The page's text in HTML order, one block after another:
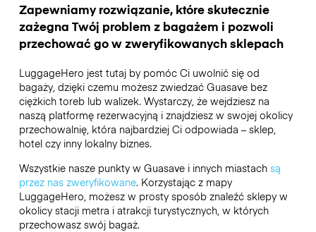
Zapewniamy rozwiązanie, które skutecznie
zażegna Twój problem z bagażem i pozwoli
przechować go w zweryfikowanych sklepach
LuggageHero jest tutaj by pomóc Ci uwolnić się od
bagaży, dzięki czemu możesz zwiedzać Guasave bez
ciężkich toreb lub walizek. Wystarczy, że wejdziesz na
naszą platformę rezerwacyjną i znajdziesz w swojej okolicy
przechowalnię, która najbardziej Ci odpowiada – sklep,
hotel czy inny lokalny biznes.
Wszystkie nasze punkty w Guasave i innych miastach są
przez nas zweryfikowane. Korzystając z mapy
LuggageHero, możesz w prosty sposób znaleźć sklepy w
okolicy stacji metra i atrakcji turystycznych, w których
przechowasz swój bagaż.